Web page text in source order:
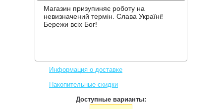
СПАЛЬНИК DEUTER EXOSPHERE -10 SL
Информация о доставке
Накопительные скидки
Доступные варианты:
Магазин призупиняє роботу на
невизначений термін. Слава Україні!
Бережи всіх Бог!